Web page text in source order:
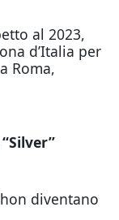
al 2023,
d’Italia per
Roma,
diventano